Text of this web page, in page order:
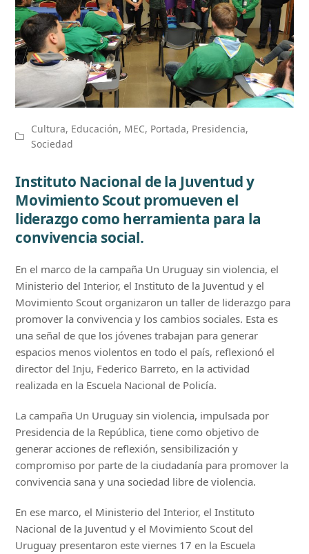
Cultura, Educación, MEC, Portada, Presidencia,
Sociedad
Instituto Nacional de la Juventud y
Movimiento Scout promueven el
liderazgo como herramienta para la
convivencia social.
En el marco de la campaña Un Uruguay sin violencia, el
Ministerio del Interior, el Instituto de la Juventud y el
Movimiento Scout organizaron un taller de liderazgo para
promover la convivencia y los cambios sociales. Esta es
una señal de que los jóvenes trabajan para generar
espacios menos violentos en todo el país, reflexionó el
director del Inju, Federico Barreto, en la actividad
realizada en la Escuela Nacional de Policía.
La campaña Un Uruguay sin violencia, impulsada por
Presidencia de la República, tiene como objetivo de
generar acciones de reflexión, sensibilización y
compromiso por parte de la ciudadanía para promover la
convivencia sana y una sociedad libre de violencia.
En ese marco, el Ministerio del Interior, el Instituto
Nacional de la Juventud y el Movimiento Scout del
Uruguay presentaron este viernes 17 en la Escuela